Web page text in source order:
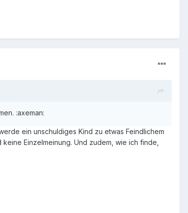
:axeman:
ein unschuldiges Kind zu etwas Feindlichem
Einzelmeinung. Und zudem, wie ich finde,